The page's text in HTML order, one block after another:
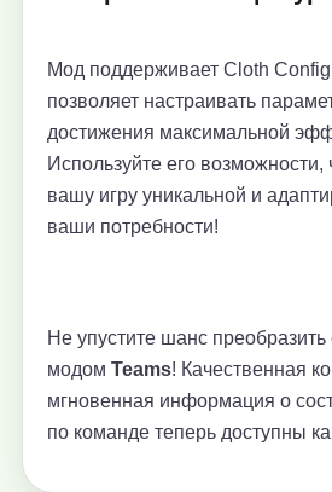
Мод поддерживает Cloth Config
позволяет настраивать
достижения максимальной
Используйте его возможности,
вашу игру уникальной и
ваши потребности!
Не упустите шанс преобразить
модом Teams! Качественная
мгновенная информация о
по команде теперь доступны